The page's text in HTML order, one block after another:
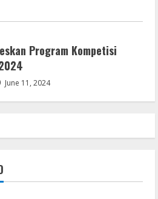
Final
6, 2026
Program Kompetisi
June 11, 2024